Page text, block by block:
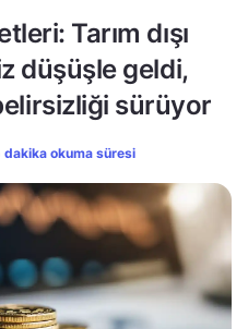
Tarım dışı
düşüşle geldi,
sürüyor
okuma süresi